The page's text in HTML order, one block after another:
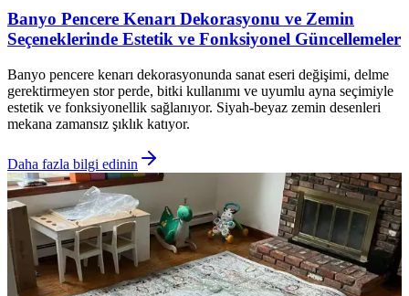
Banyo Pencere Kenarı Dekorasyonu ve Zemin
Seçeneklerinde Estetik ve Fonksiyonel Güncellemeler
Banyo pencere kenarı dekorasyonunda sanat eseri değişimi, delme
gerektirmeyen stor perde, bitki kullanımı ve uyumlu ayna seçimiyle
estetik ve fonksiyonellik sağlanıyor. Siyah-beyaz zemin desenleri
mekana zamansız şıklık katıyor.
Daha fazla bilgi edinin